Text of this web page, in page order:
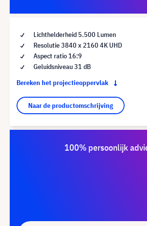
Lichthelderheid 5.500 Lumen
Resolutie 3840 x 2160 4K UHD
Aspect ratio 16:9
Geluidsniveau 31 dB
Bereken het projectieoppervlak
Naar de productomschrijving
100% persoonlijk